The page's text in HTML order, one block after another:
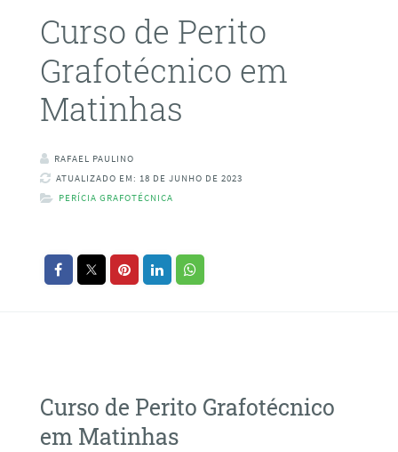
Curso de Perito
Grafotécnico em
Matinhas
RAFAEL PAULINO
ATUALIZADO EM: 18 DE JUNHO DE 2023
PERÍCIA GRAFOTÉCNICA
Curso de Perito Grafotécnico
em Matinhas